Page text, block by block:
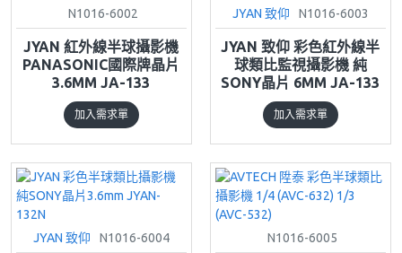
N1016-6002
JYAN 紅外線半球攝影機
PANASONIC國際牌晶片
3.6MM JA-133
加入需求單
JYAN 致仰 N1016-6003
JYAN 致仰 彩色紅外線半
球類比監視攝影機 純
SONY晶片 6MM JA-133
加入需求單
JYAN 致仰 N1016-6004 N1016-6005